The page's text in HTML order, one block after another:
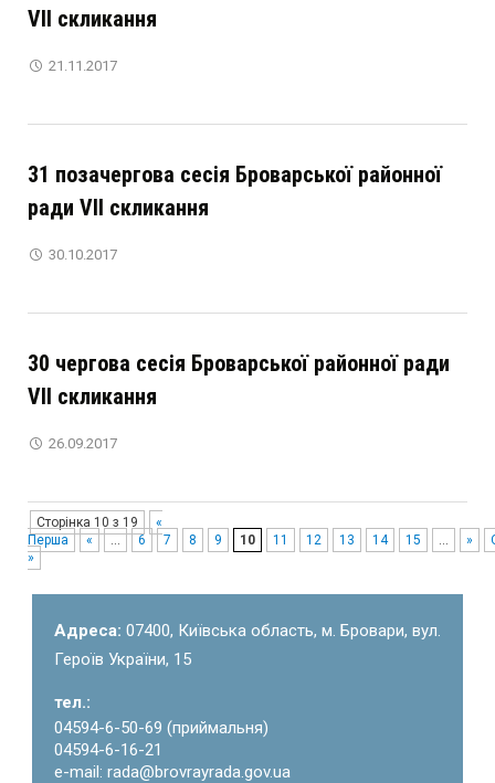
VІІ скликання
21.11.2017
31 позачергова сесія Броварської районної
ради VІІ скликання
30.10.2017
30 чергова сесія Броварської районної ради
VІІ скликання
26.09.2017
Сторінка 10 з 19
«
Перша
« ... 6 7 8 9 10 11 12 13 14 15 ... »
»
Адреса: 07400, Київська область, м. Бровари, вул.
Героїв України, 15
тел.:
04594-6-50-69 (приймальня)
04594-6-16-21
e-mail: rada@brovrayrada.gov.ua